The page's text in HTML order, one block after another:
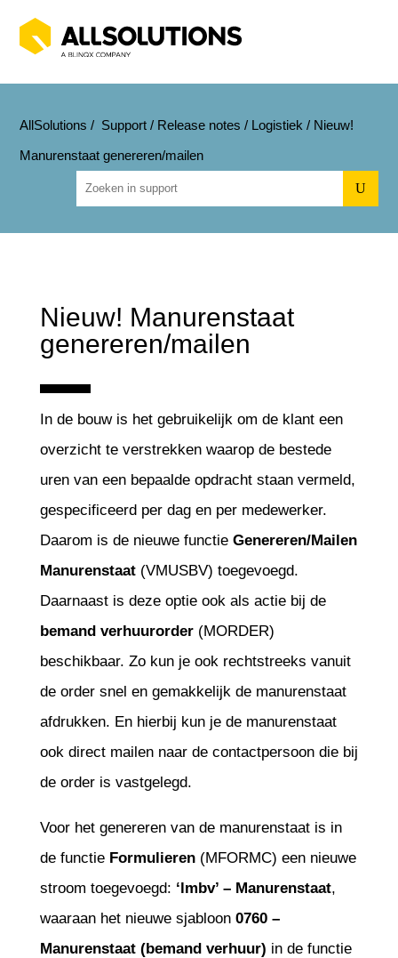
AllSolutions / Support/ Release notes / Logistiek / Nieuw!
Manurenstaat genereren/mailen
U
Nieuw! Manurenstaat
genereren/mailen
In de bouw is het gebruikelijk om de klant een
overzicht te verstrekken waarop de bestede
uren van een bepaalde opdracht staan vermeld,
gespecificeerd per dag en per medewerker.
Daarom is de nieuwe functie Genereren/Mailen
Manurenstaat (VMUSBV) toegevoegd.
Daarnaast is deze optie ook als actie bij de
bemand verhuurorder(MORDER)
beschikbaar. Zo kun je ook rechtstreeks vanuit
de order snel en gemakkelijk de manurenstaat
afdrukken. En hierbij kun je de manurenstaat
ook direct mailen naar de contactpersoon die bij
de order is vastgelegd.
Voor het genereren van de manurenstaat is in
de functie Formulieren(MFORMC) een nieuwe
stroom toegevoegd: ‘lmbv’ – Manurenstaat,
waaraan het nieuwe sjabloon 0760 –
Manurenstaat (bemand verhuur) in de functie